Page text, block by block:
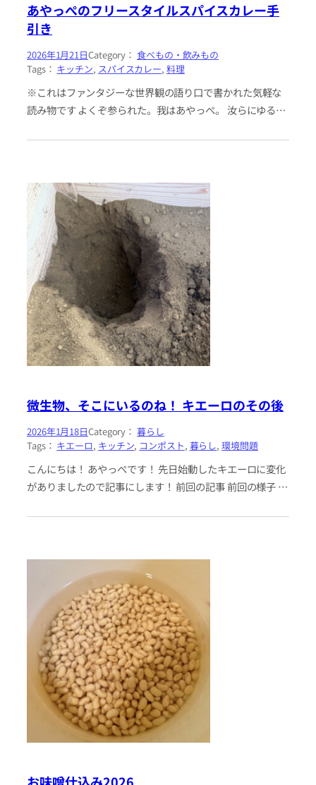
あやっぺのフリースタイルスパイスカレー手
引き
2026年1月21日Category：食べもの・飲みもの
Tags： キッチン, スパイスカレー, 料理
※これはファンタジーな世界観の語り口で書かれた気軽な
読み物です よくぞ参られた。我はあやっぺ。 汝らにゆるく
る。こたびは、汝らに…
微生物、そこにいるのね！ キエーロのその後
2026年1月18日Category：暮らし
Tags： キエーロ, キッチン, コンポスト, 暮らし, 環境問題
こんにちは！ あやっぺです！ 先日始動したキエーロに変化
がありましたので記事にします！ 前回の記事 前回の様子 前
葉と、トマトの…
お味噌仕込み2026